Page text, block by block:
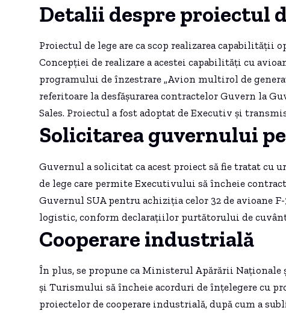
Detalii despre proiectul
Proiectul de lege are ca scop realizarea capabilității
Concepției de realizare a acestei capabilități cu
programului de înzestrare „Avion multirol de
referitoare la desfășurarea contractelor Guvern la
Sales. Proiectul a fost adoptat de Executiv și
Solicitarea guvernului
Guvernul a solicitat ca acest proiect să fie tratat cu
de lege care permite Executivului să încheie
Guvernul SUA pentru achiziția celor 32 de avioane
logistic, conform declarațiilor purtătorului de
Cooperare industrială
În plus, se propune ca Ministerul Apărării
și Turismului să încheie acorduri de înțelegere cu
proiectelor de cooperare industrială, după cum a